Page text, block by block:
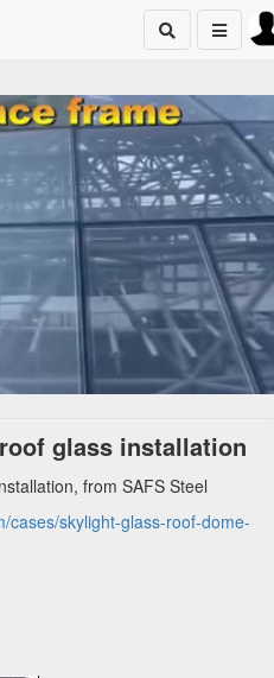
glass installation
from SAFS Steel
cases/skylight-glass-roof-dome-